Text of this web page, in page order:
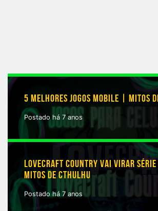
5 MELHORES JOGOS MOBILE | MITOS
Postado há 7 anos
LOVECRAFT COUNTRY VAI VIRAR
MITOS DE CTHULHU
Postado há 7 anos